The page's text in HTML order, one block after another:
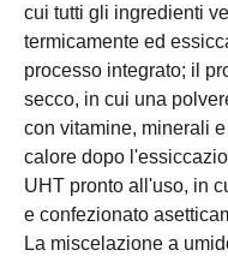
cui tutti gli ingredienti
termicamente ed
processo integrato; il
secco, in cui una
con vitamine, minerali
calore dopo
UHT pronto all'uso, in
e confezionato
La miscelazione a